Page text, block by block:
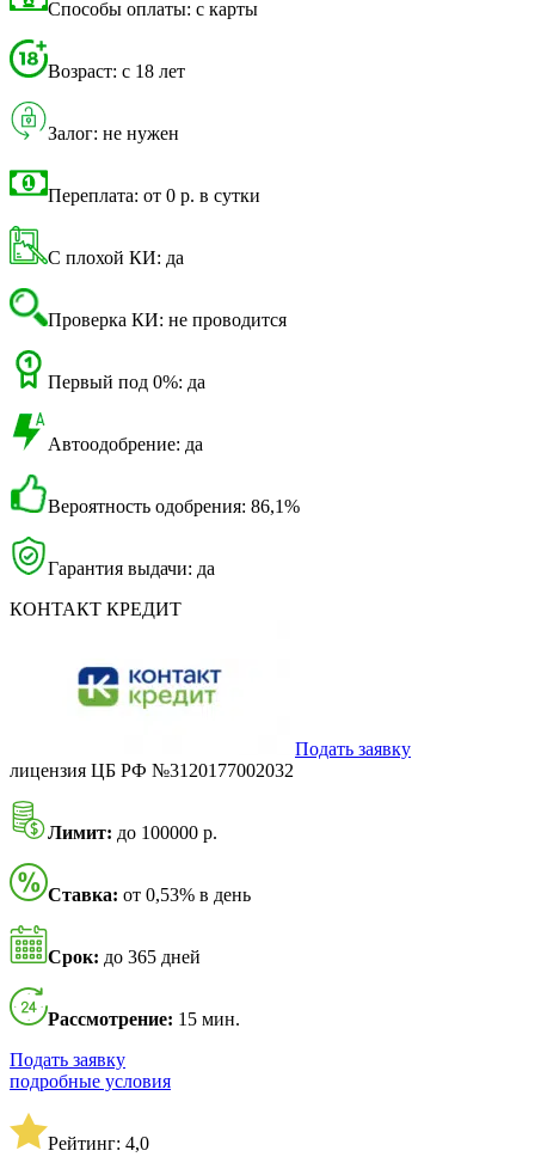
Способы оплаты: с карты
Возраст: с 18 лет
Залог: не нужен
Переплата: от 0 р. в сутки
С плохой КИ: да
Проверка КИ: не проводится
Первый под 0%: да
Автоодобрение: да
Вероятность одобрения: 86,1%
Гарантия выдачи: да
КОНТАКТ КРЕДИТ
Подать заявку
лицензия ЦБ РФ №3120177002032
Лимит: до 100000 р.
Ставка: от 0,53% в день
Срок: до 365 дней
Рассмотрение: 15 мин.
Подать заявку
подробные условия
Рейтинг: 4,0